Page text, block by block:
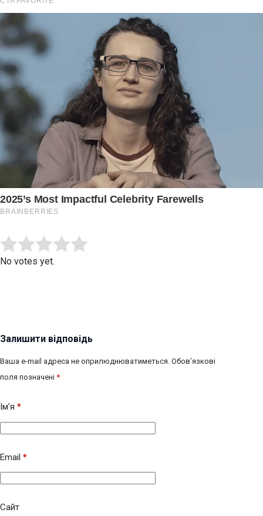
Rate this item:
No votes yet.
Залишити відповідь
Ваша e-mail адреса не оприлюднюватиметься. Обов’язкові
поля позначені *
Ім’я *
Email *
Сайт